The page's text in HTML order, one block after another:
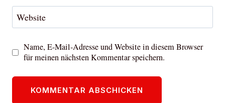
Website
Name, E-Mail-Adresse und Website in diesem Browser
für meinen nächsten Kommentar speichern.